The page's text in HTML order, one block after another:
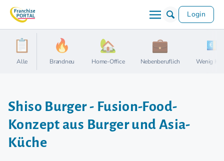
Login
Alle Brandneu Home-Office Nebenberuflich Wenig
Shiso Burger - Fusion-Food-
Konzept aus Burger und Asia-
Küche